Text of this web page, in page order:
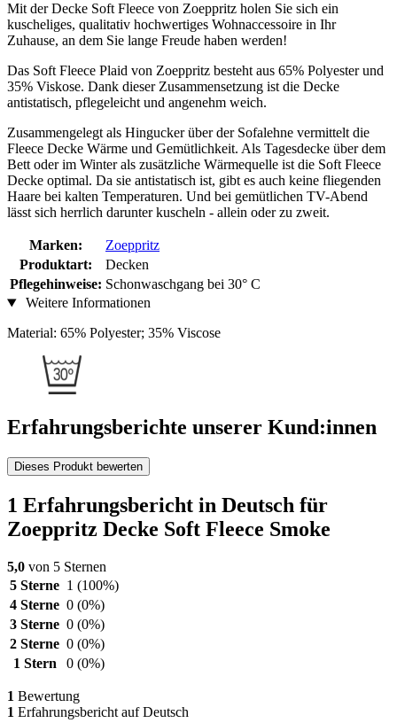
Mit der Decke Soft Fleece von Zoeppritz holen Sie sich ein
kuscheliges, qualitativ hochwertiges Wohnaccessoire in Ihr
Zuhause, an dem Sie lange Freude haben werden!
Das Soft Fleece Plaid von Zoeppritz besteht aus 65% Polyester und
35% Viskose. Dank dieser Zusammensetzung ist die Decke
antistatisch, pflegeleicht und angenehm weich.
Zusammengelegt als Hingucker über der Sofalehne vermittelt die
Fleece Decke Wärme und Gemütlichkeit. Als Tagesdecke über dem
Bett oder im Winter als zusätzliche Wärmequelle ist die Soft Fleece
Decke optimal. Da sie antistatisch ist, gibt es auch keine fliegenden
Haare bei kalten Temperaturen. Und bei gemütlichen TV-Abend
lässt sich herrlich darunter kuscheln - allein oder zu zweit.
Marken:
Zoeppritz
Produktart:
Decken
Pflegehinweise: Schonwaschgang bei 30° C
Weitere Informationen
Material: 65% Polyester; 35% Viscose
Erfahrungsberichte unserer Kund:innen
Dieses Produkt bewerten
1 Erfahrungsbericht in Deutsch für
Zoeppritz Decke Soft Fleece Smoke
5,0 von 5 Sternen
5 Sterne 1 (100%)
4 Sterne 0 (0%)
3 Sterne 0 (0%)
2 Sterne 0 (0%)
1 Stern
0 (0%)
1 Bewertung
1 Erfahrungsbericht auf Deutsch